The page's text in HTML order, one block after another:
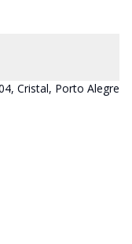
Cristal, Porto Alegre